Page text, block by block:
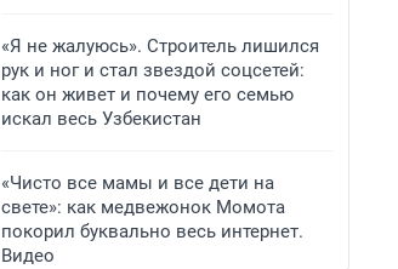
«Я не жалуюсь». Строитель лишился
рук и ног и стал звездой соцсетей:
как он живет и почему его семью
искал весь Узбекистан
«Чисто все мамы и все дети на
свете»: как медвежонок Момота
покорил буквально весь интернет.
Видео